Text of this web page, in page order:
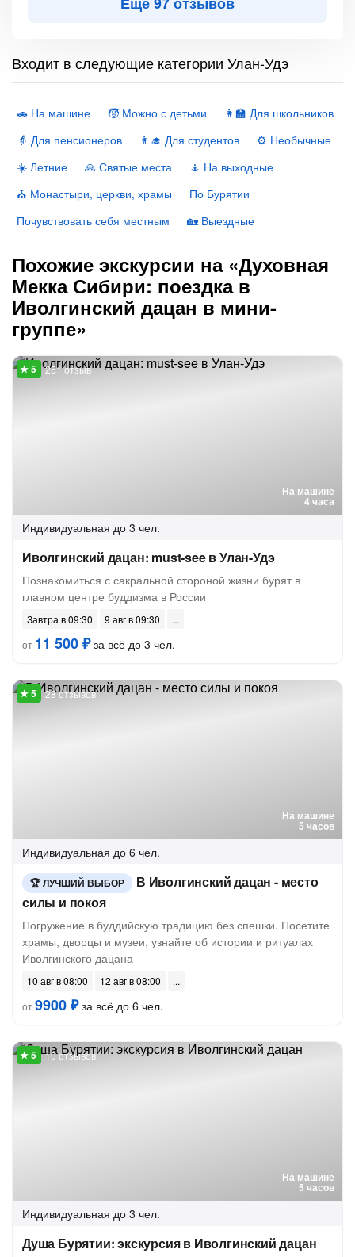
Входит в следующие категории Улан-Удэ
🚗 На машине 🧒 Можно с детьми
👩‍🏫 Для школьников
👵 Для пенсионеров
👨‍🎓 Для студентов
⚙️ Необычные
☀️ Летние
🙏 Святые места
🧘 На выходные
⛪️ Монастыри, церкви, храмы
По Бурятии
Почувствовать себя местным
🏡 Выездные
Похожие экскурсии на «Духовная
Мекка Сибири: поездка в
Иволгинский дацан в мини-
группе»
На машине
4 часа
251 отзыв
Индивидуальная до 3 чел.
Иволгинский дацан: must-see в Улан-Удэ
Познакомиться с сакральной стороной жизни бурят в
главном центре буддизма в России
Завтра в 09:30
9 авг в 09:30
от 11 500 ₽за всё до 3 чел.
На машине
5 часов
28 отзывов
Индивидуальная до 6 чел.
ЛУЧШИЙ ВЫБОР
В Иволгинский дацан - место
силы и покоя
Погружение в буддийскую традицию без спешки. Посетите
храмы, дворцы и музеи, узнайте об истории и ритуалах
Иволгинского дацана
10 авг в 08:00
12 авг в 08:00
от9900 ₽за всё до 6 чел.
На машине
5 часов
10 отзывов
Индивидуальная до 3 чел.
Душа Бурятии: экскурсия в Иволгинский дацан